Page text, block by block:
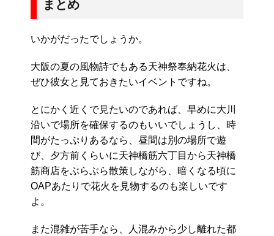
まとめ
いかがだったでしょうか。
大阪の夏の風物詩でもある天神祭奉納花火は、
ぜひ彼女と見ておきたいイベントですね。
とにかく近くで見たいのであれば、早めに大川
沿いで場所を確保するのもいいでしょうし、時
間がたっぷりあるなら、昼間は別の場所で遊
び、夕方前くらいに天神橋筋六丁目から天神橋
筋商店をぶらぶら散策しながら、暗くなる頃に
OAPあたりで花火を見物するのも楽しいです
よ。
また混雑が苦手なら、人混みから少し離れた都